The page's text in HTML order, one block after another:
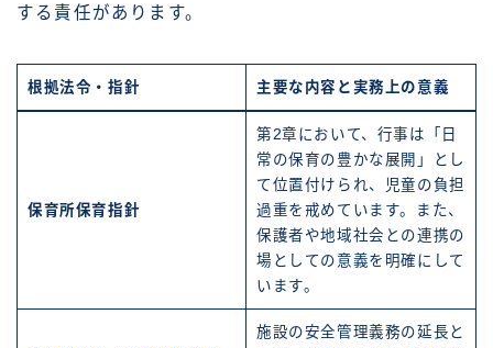
する責任があります。
根拠法令・指針 主要な内容と実務上の意義
保育所保育指針
第2章において、行事は「日
常の保育の豊かな展開」とし
て位置付けられ、児童の負担
過重を戒めています。また、
保護者や地域社会との連携の
場としての意義を明確にして
います。
施設の安全管理義務の延長と